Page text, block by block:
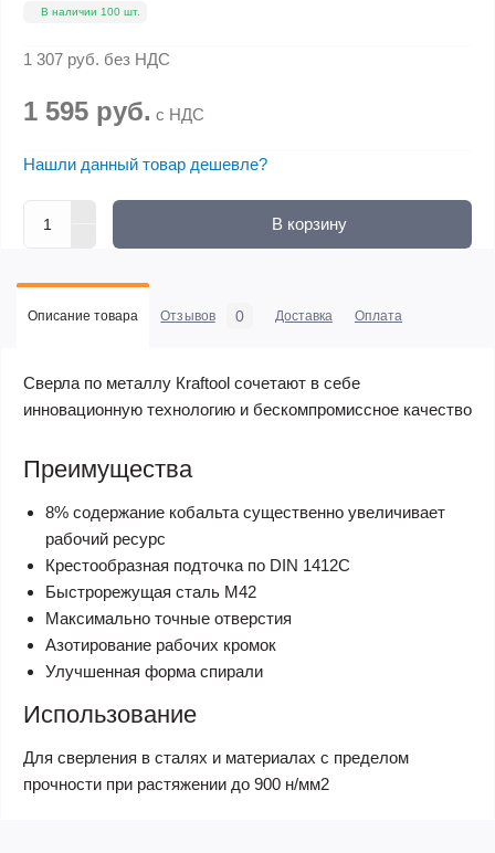
В наличии 100 шт.
1 307 руб. без НДС
1 595 руб. с НДС
Нашли данный товар дешевле?
В корзину
Описание товара Отзывов 0 Доставка Оплата
Сверла по металлу Кraftool сочетают в себе
инновационную технологию и бескомпромиссное качество
Преимущества
8% содержание кобальта существенно увеличивает
рабочий ресурс
Крестообразная подточка по DIN 1412C
Быстрорежущая сталь М42
Максимально точные отверстия
Азотирование рабочих кромок
Улучшенная форма спирали
Использование
Для сверления в сталях и материалах с пределом
прочности при растяжении до 900 н/мм2